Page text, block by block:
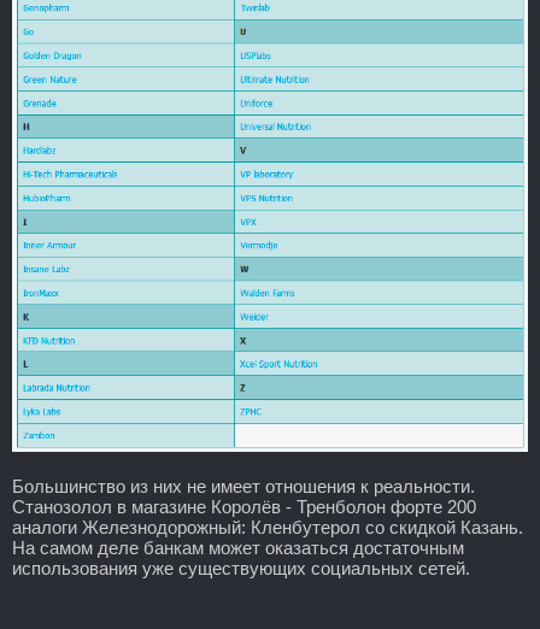
Большинство из них не имеет отношения к реальности.
Станозолол в магазине Королёв - Тренболон форте 200
аналоги Железнодорожный: Кленбутерол со скидкой Казань.
На самом деле банкам может оказаться достаточным
использования уже существующих социальных сетей.